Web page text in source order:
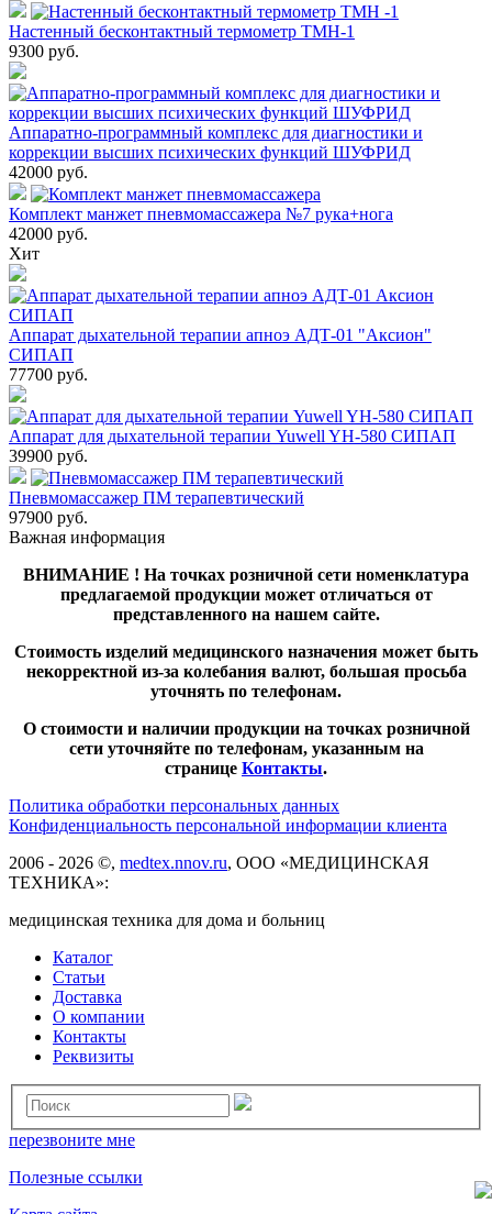
Настенный бесконтактный термометр ТМН-1
9300 руб.
Аппаратно-программный комплекс для диагностики и
коррекции высших психических функций ШУФРИД
42000 руб.
Комплект манжет пневмомассажера №7 рука+нога
42000 руб.
Хит
Аппарат дыхательной терапии апноэ АДТ-01 "Аксион"
СИПАП
77700 руб.
Аппарат для дыхательной терапии Yuwell YH-580 СИПАП
39900 руб.
Пневмомассажер ПМ терапевтический
97900 руб.
Важная информация
ВНИМАНИЕ ! На точках розничной сети номенклатура
предлагаемой продукции может отличаться от
представленного на нашем сайте.
Стоимость изделий медицинского назначения может быть
некорректной из-за колебания валют, большая просьба
уточнять по телефонам.
О стоимости и наличии продукции на точках розничной
сети уточняйте по телефонам, указанным на
странице Контакты.
Политика обработки персональных данных
Конфиденциальность персональной информации клиента
2006 - 2026 ©, medtex.nnov.ru, ООО «МЕДИЦИНСКАЯ
ТЕХНИКА»:
медицинская техника для дома и больниц
Каталог
Статьи
Доставка
О компании
Контакты
Реквизиты
перезвоните мне
Полезные ссылки